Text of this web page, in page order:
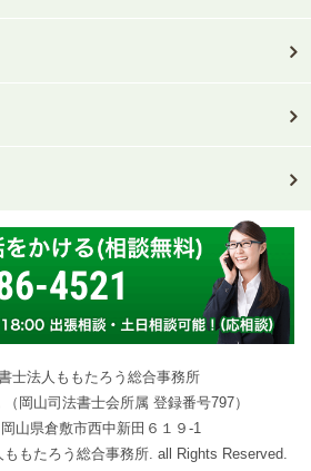
4521
士法人ももたろう総合事務所
岡山司法書士会所属 登録番号797）
山県倉敷市西中新田６１９-1
もたろう総合事務所. all Rights Reserved.